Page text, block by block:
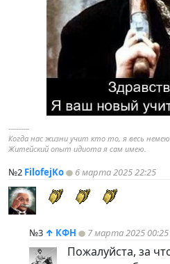
----------
Когда нас жизни учит кто то, я весь немею.
Житейский опыт идиота я сам имею.
№2 FilofejKo 6 марта 2025 22:25
№3 ↑ КФН 7 марта 2025 00:25
Пожалуйста, за